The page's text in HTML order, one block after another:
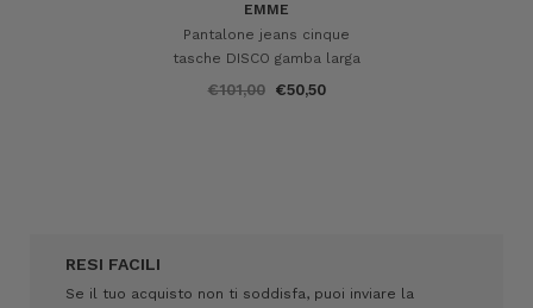
EMME
Pantalone jeans cinque
tasche DISCO gamba larga
€101,00 €50,50
RESI FACILI
Se il tuo acquisto non ti soddisfa, puoi inviare la